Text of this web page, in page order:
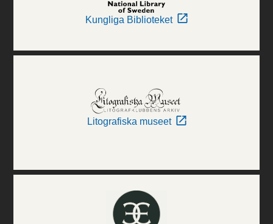
Kungliga Biblioteket
Litografiska museet